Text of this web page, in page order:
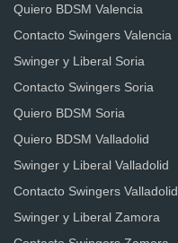
Quiero BDSM Valencia
Contacto Swingers Valencia
Swinger y Liberal Soria
Contacto Swingers Soria
Quiero BDSM Soria
Quiero BDSM Valladolid
Swinger y Liberal Valladolid
Contacto Swingers Valladolid
Swinger y Liberal Zamora